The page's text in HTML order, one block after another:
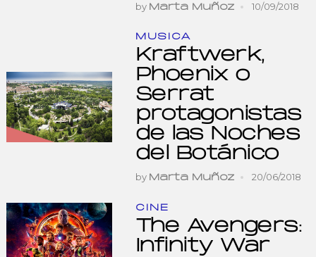
by Marta Muñoz 10/09/2018
MUSICA
Kraftwerk,
Phoenix o
Serrat
protagonistas
de las Noches
del Botánico
by Marta Muñoz 20/06/2018
CINE
The Avengers:
Infinity War